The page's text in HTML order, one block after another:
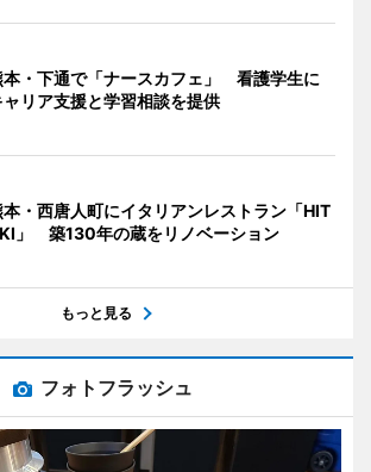
本・下通で「ナースカフェ」 看護学生に
ャリア支援と学習相談を提供
本・西唐人町にイタリアンレストラン「HIT
」 築130年の蔵をリノベーション
もっと見る
フォトフラッシュ